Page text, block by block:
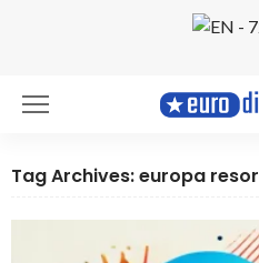
Tag Archives: europa resor